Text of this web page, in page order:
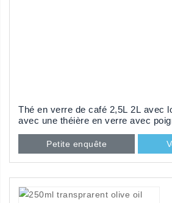
Thé en verre de café 2,5L 2L avec
avec une théière en verre avec
Petite enquête